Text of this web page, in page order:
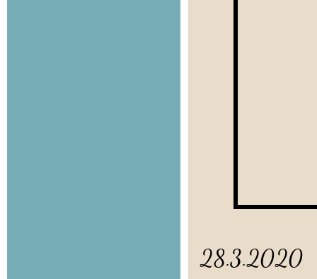
28.3.2020